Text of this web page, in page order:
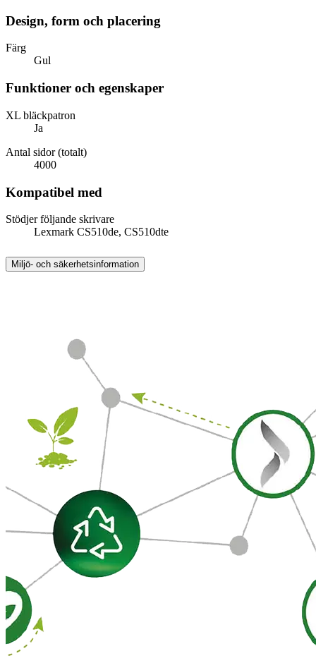
Design, form och placering
Färg
Gul
Funktioner och egenskaper
XL bläckpatron
Ja
Antal sidor (totalt)
4000
Kompatibel med
Stödjer följande skrivare
Lexmark CS510de, CS510dte
Miljö- och säkerhetsinformation